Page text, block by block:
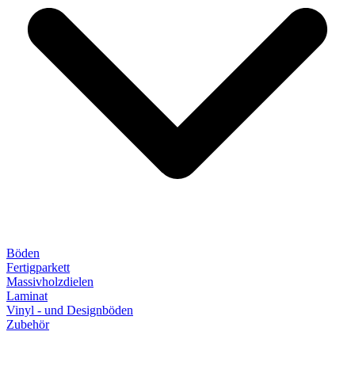
Böden
Fertigparkett
Massivholzdielen
Laminat
Vinyl - und Designböden
Zubehör